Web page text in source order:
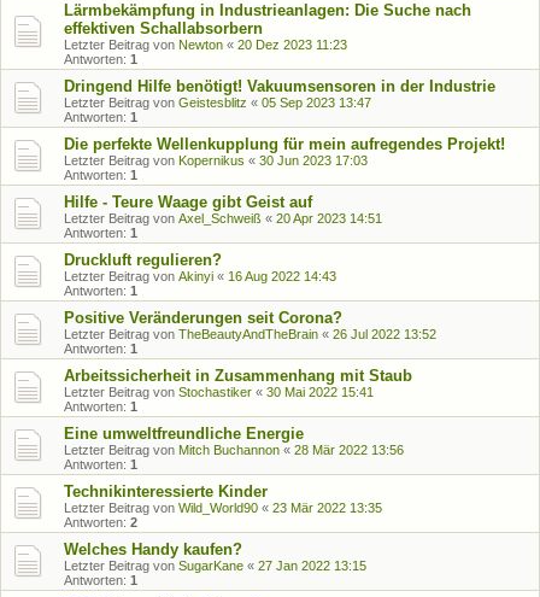
Lärmbekämpfung in Industrieanlagen: Die Suche nach
effektiven Schallabsorbern
Letzter Beitrag von Newton « 20 Dez 2023 11:23
Antworten: 1
Dringend Hilfe benötigt! Vakuumsensoren in der Industrie
Letzter Beitrag von Geistesblitz « 05 Sep 2023 13:47
Antworten: 1
Die perfekte Wellenkupplung für mein aufregendes Projekt!
Letzter Beitrag von Kopernikus « 30 Jun 2023 17:03
Antworten: 1
Hilfe - Teure Waage gibt Geist auf
Letzter Beitrag von Axel_Schweiß « 20 Apr 2023 14:51
Antworten: 1
Druckluft regulieren?
Letzter Beitrag von Akinyi « 16 Aug 2022 14:43
Antworten: 1
Positive Veränderungen seit Corona?
Letzter Beitrag von TheBeautyAndTheBrain « 26 Jul 2022 13:52
Antworten: 1
Arbeitssicherheit in Zusammenhang mit Staub
Letzter Beitrag von Stochastiker « 30 Mai 2022 15:41
Antworten: 1
Eine umweltfreundliche Energie
Letzter Beitrag von Mitch Buchannon « 28 Mär 2022 13:56
Antworten: 1
Technikinteressierte Kinder
Letzter Beitrag von Wild_World90 « 23 Mär 2022 13:35
Antworten: 2
Welches Handy kaufen?
Letzter Beitrag von SugarKane « 27 Jan 2022 13:15
Antworten: 1